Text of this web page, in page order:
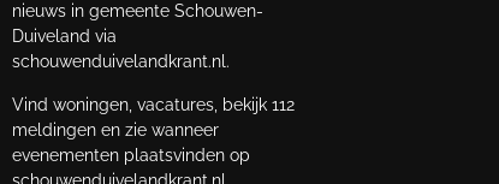
nieuws in gemeente Schouwen-
Duiveland via
schouwenduivelandkrant.nl.
Vind woningen, vacatures, bekijk 112
meldingen en zie wanneer
evenementen plaatsvinden op
schouwenduivelandkrant.nl.